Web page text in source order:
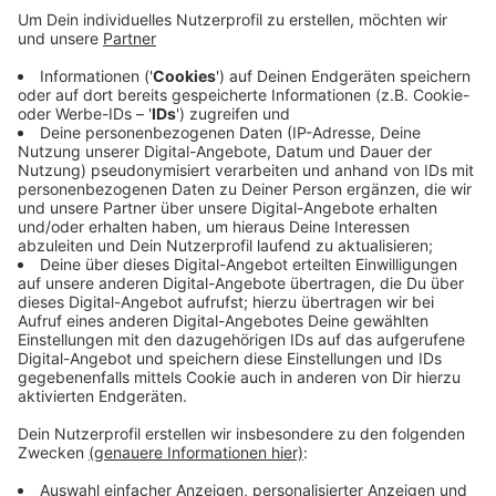
Anzeige
Die Polizei hatte monatelang ermittelt und jetzt die
Wohnungen mehrerer Bandenmitglieder durchsucht.
Die sollen Bankdaten ausgespäht und damit Geld
abhoben oder Einkäufe gemacht haben. Der 20-jährige
mögliche Kopf der Bande wurde festgenommen und
soll heute noch einem Haftrichter vorgeführt werden.
Außerdem hat die Polizei mehrere Handys und einen
vierstelligen Bargeldbetrag sichergestellt.
Anzeige